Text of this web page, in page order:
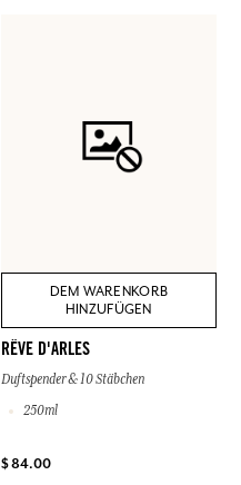
DEM WARENKORB
HINZUFÜGEN
RÊVE D'ARLES
Duftspender & 10 Stäbchen
250ml
$ 84.00